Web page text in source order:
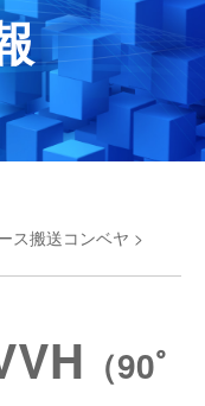
ス搬送コンベヤ >
（90ﾟ